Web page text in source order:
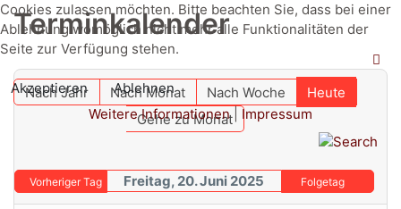
Terminkalender
Nach Jahr Nach Monat Nach Woche
Heute
Gehe zu Monat
Vorheriger Tag Freitag, 20. Juni 2025 Folgetag
Cookies zulassen möchten. Bitte beachten Sie, dass bei einer
Ablehnung womöglich nicht mehr alle Funktionalitäten der
Seite zur Verfügung stehen.
Akzeptieren
Ablehnen
Weitere Informationen| Impressum